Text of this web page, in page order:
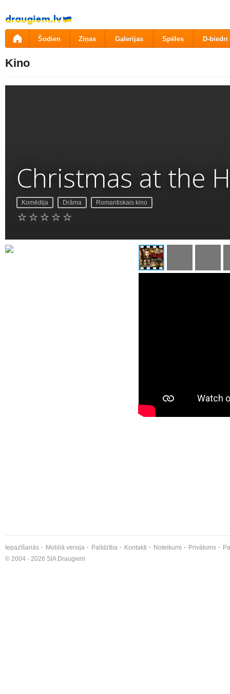
Pāriet
uz
saturu
Šodien Ziņas Galerijas Spēles D-biedri
Kino
Christmas at the
Komēdija Drāma Romantiskais kino
Iepazīšanās Mobilā versija Palīdzība Kontakti Noteikumi Privātums
© 2004 - 2026 SIA Draugiem